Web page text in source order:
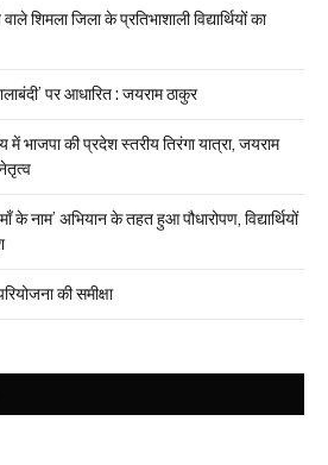
शिमला जिला के प्रतिभाशाली विद्यार्थियों का
पर आधारित : जयराम ठाकुर
भाजपा की प्रदेश स्तरीय तिरंगा यात्रा, जयराम
नाम’ अभियान के तहत हुआ पौधारोपण, विद्यार्थियों
की समीक्षा